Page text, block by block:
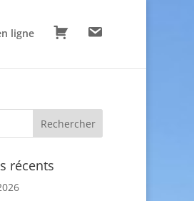
ligne
e a
récents